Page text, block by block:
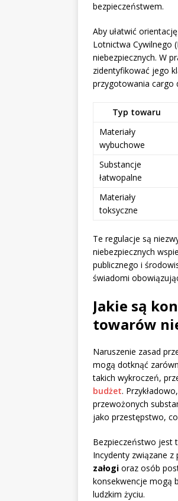
bezpieczeństwem.
Aby ułatwić
Lotnictwa Cywilnego
niebezpiecznych. W
zidentyfikować jego
przygotowania cargo
Typ towaru
Materiały
wybuchowe
Substancje
łatwopalne
Materiały
toksyczne
Te regulacje są
niebezpiecznych
publicznego i
świadomi
Jakie są
towarów
Naruszenie zasad
mogą dotknąć
takich wykroczeń,
budżet.
przewożonych
jako przestępstwo,
Bezpieczeństwo jest
Incydenty związane
załogi oraz osób
konsekwencje mogą
ludzkim życiu.